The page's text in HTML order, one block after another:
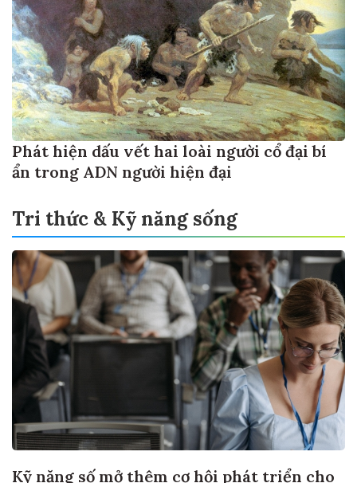
Phát hiện dấu vết hai loài người cổ đại bí
ẩn trong ADN người hiện đại
Tri thức & Kỹ năng sống
Kỹ năng số mở thêm cơ hội phát triển cho